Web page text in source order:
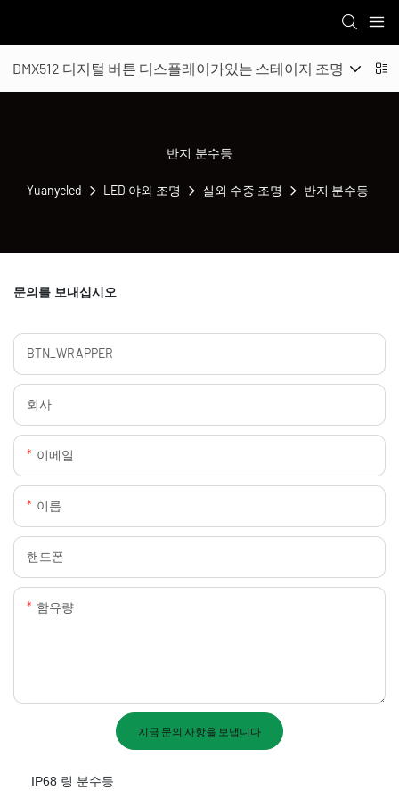
DMX512 디지털 버튼 디스플레이가있는 스테이지 조명
반지 분수등
Yuanyeled LED 야외 조명 실외 수중 조명 반지 분수등
문의를 보내십시오
BTN_WRAPPER
회사
이메일
이름
핸드폰
함유량
지금 문의 사항을 보냅니다
IP68 링 분수등